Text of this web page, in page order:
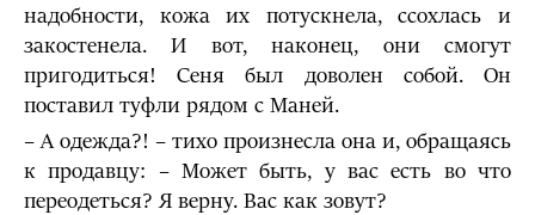
надобности, кожа их потускнела, ссохлась и
закостенела. И вот, наконец, они смогут
пригодиться! Сеня был доволен собой. Он
поставил туфли рядом с Маней.
– А одежда?! – тихо произнесла она и, обращаясь
к продавцу: – Может быть, у вас есть во что
переодеться? Я верну. Вас как зовут?